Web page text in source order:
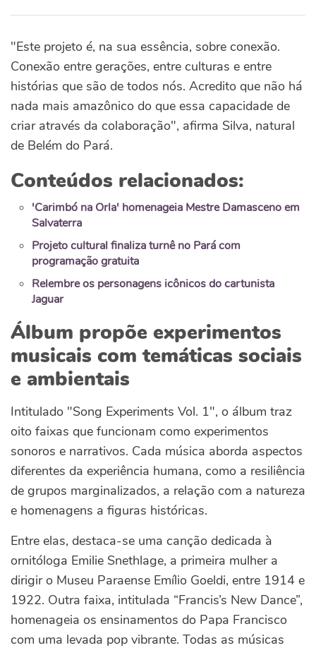
"Este projeto é, na sua essência, sobre conexão.
Conexão entre gerações, entre culturas e entre
histórias que são de todos nós. Acredito que não há
nada mais amazônico do que essa capacidade de
criar através da colaboração", afirma Silva, natural
de Belém do Pará.
Conteúdos relacionados:
'Carimbó na Orla' homenageia Mestre Damasceno em
Salvaterra
Projeto cultural finaliza turnê no Pará com
programação gratuita
Relembre os personagens icônicos do cartunista
Jaguar
Álbum propõe experimentos
musicais com temáticas sociais
e ambientais
Intitulado "Song Experiments Vol. 1", o álbum traz
oito faixas que funcionam como experimentos
sonoros e narrativos. Cada música aborda aspectos
diferentes da experiência humana, como a resiliência
de grupos marginalizados, a relação com a natureza
e homenagens a figuras históricas.
Entre elas, destaca-se uma canção dedicada à
ornitóloga Emilie Snethlage, a primeira mulher a
dirigir o Museu Paraense Emílio Goeldi, entre 1914 e
1922. Outra faixa, intitulada “Francis’s New Dance”,
homenageia os ensinamentos do Papa Francisco
com uma levada pop vibrante. Todas as músicas